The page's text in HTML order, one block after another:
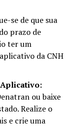
se de que sua
prazo de
ter um
da CNH
ou baixe
Realize o
e crie uma